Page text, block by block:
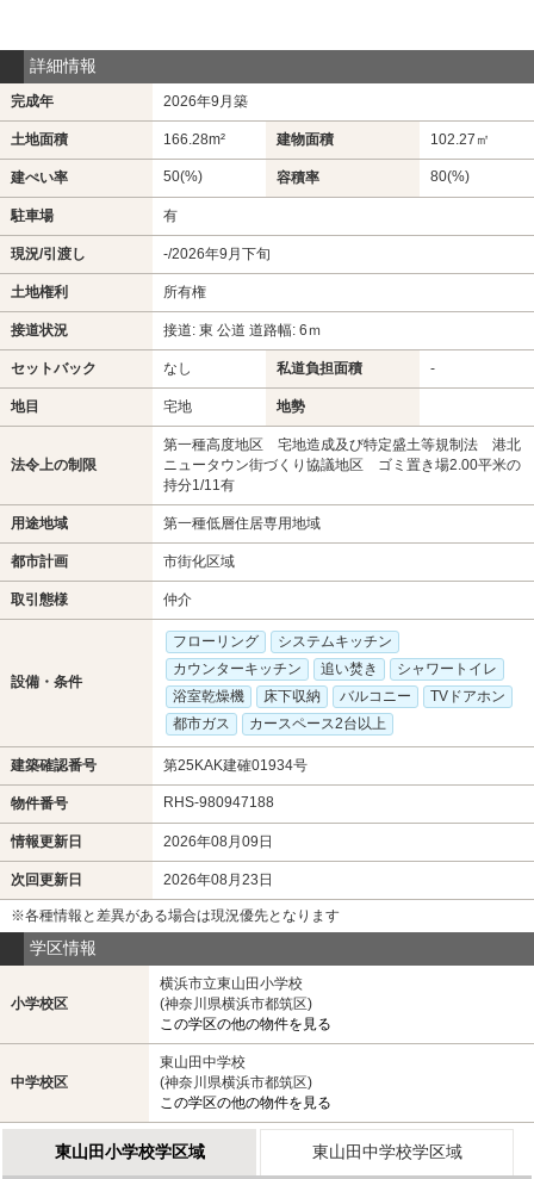
詳細情報
完成年 2026年9月築
土地面積 166.28m² 建物面積 102.27㎡
建ぺい率 50(%) 容積率 80(%)
駐車場 有
現況/引渡し -/2026年9月下旬
土地権利 所有権
接道状況 接道: 東 公道 道路幅: 6ｍ
セットバック なし 私道負担面積 -
地目 宅地 地勢
法令上の制限
第一種高度地区 宅地造成及び特定盛土等規制法 港北
ニュータウン街づくり協議地区 ゴミ置き場2.00平米の
持分1/11有
用途地域 第一種低層住居専用地域
都市計画 市街化区域
取引態様 仲介
設備・条件
フローリング
システムキッチン
カウンターキッチン
追い焚き
シャワートイレ
浴室乾燥機
床下収納 バルコニー
TVドアホン
都市ガス
カースペース2台以上
建築確認番号 第25KAK建確01934号
物件番号 RHS-980947188
情報更新日 2026年08月09日
次回更新日 2026年08月23日
※各種情報と差異がある場合は現況優先となります
学区情報
小学校区
横浜市立東山田小学校
(神奈川県横浜市都筑区)
この学区の他の物件を見る
中学校区
東山田中学校
(神奈川県横浜市都筑区)
この学区の他の物件を見る
東山田小学校学区域 東山田中学校学区域